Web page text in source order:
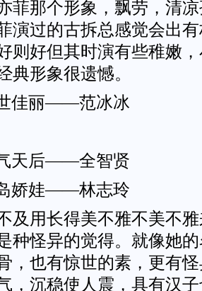
菲那个形象，飘劳，清
演过的古拆总感觉会出
则好但其时演有些稚嫩
典形象很遗憾。
丽——范冰冰
后——全智贤
娃——林志玲
用长得美不雅不美不雅
种怪异的觉得。就像她
，也有惊世的素，更有
，沉稳使人震，具有汉